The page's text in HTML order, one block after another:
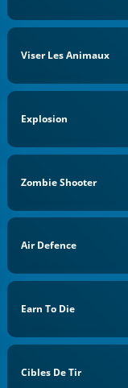
Viser Les Animaux
Explosion
Zombie Shooter
Air Defence
Earn To Die
Cibles De Tir